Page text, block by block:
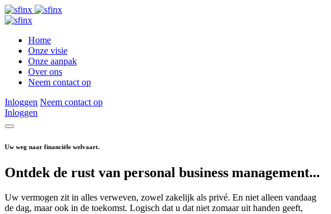
Home
Onze visie
Onze aanpak
Over ons
Neem contact op
Inloggen Neem contact op
Inloggen
Uw weg naar financiële welvaart.
Ontdek de rust van personal business management...
Uw vermogen zit in alles verweven, zowel zakelijk als privé. En niet alleen vandaag
de dag, maar ook in de toekomst. Logisch dat u dat niet zomaar uit handen geeft,